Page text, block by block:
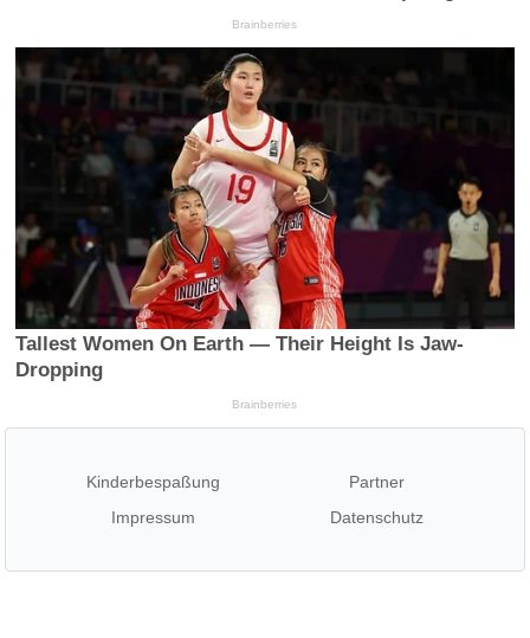
Kinderbespaßung
Partner
Impressum
Datenschutz